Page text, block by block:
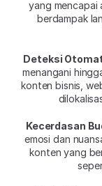
yang mencapai
berdampak
Deteksi
menangani
konten bisnis,
Kecerdasan
emosi dan
konten yang